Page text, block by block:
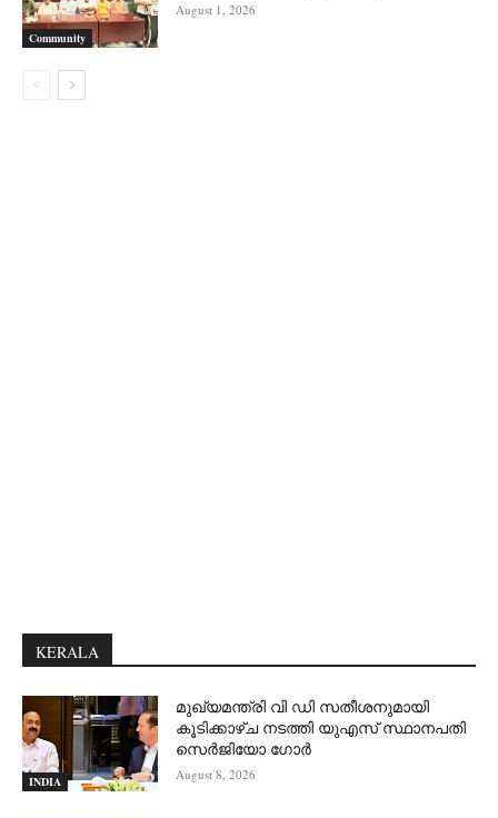
Community
August 1, 2026
KERALA
INDIA
മുഖ്യമന്ത്രി വി ഡി സതീശനുമായി
കൂടിക്കാഴ്ച നടത്തി യുഎസ് സ്ഥാനപതി
സെര്‍ജിയോ ഗോര്‍
August 8, 2026